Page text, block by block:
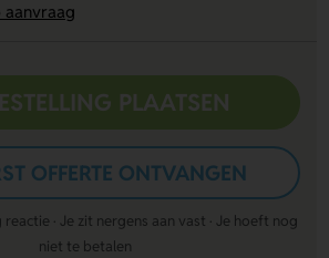
PLAATSEN
OFFERTE ONTVANGEN
· Je zit nergens aan vast · Je hoeft nog
niet te betalen